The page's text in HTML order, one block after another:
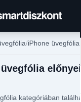
iPhone üvegfólia
kategóriában